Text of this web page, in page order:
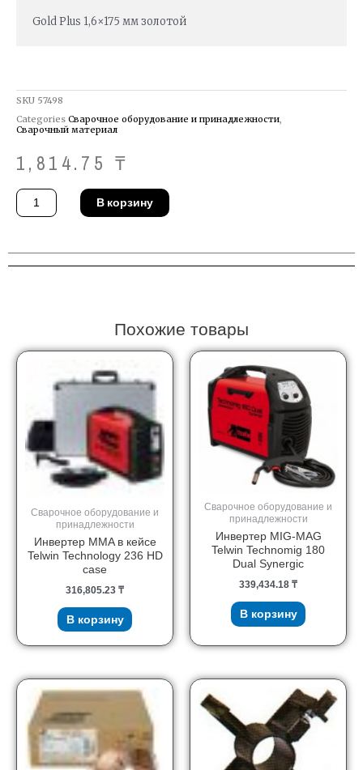
Gold Plus 1,6×175 мм золотой
SKU 57498
Categories Сварочное оборудование и принадлежности
Сварочный материал
1,814.75 ₸
Количество
товара
Сварочные
Plus
1,6x175
В корзину
Похожие товары
Сварочное оборудование и
принадлежности
Инвертер MMA в кейсе
Telwin Technology 236 HD
case
316,805.23 ₸
В корзину
Сварочное оборудование и
принадлежности
Инвертер MIG-MAG
Telwin Technomig 180
Dual Synergic
339,434.18 ₸
В корзину